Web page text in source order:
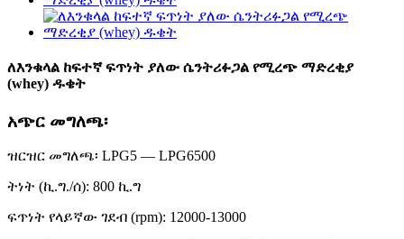
ለእንቁላል ከፍተኛ ፍጥነት ያለው ሴንትሪፉጋል የሚረጭ ማድረቂያ
(whey) ዱቄት
አጭር መግለጫ፡
ዝርዝር መግለጫ፡ LPG5 — LPG6500
ትነት (ኪ.ግ./ሰ): 800 ኪ.ግ
ፍጥነት የላይኛው ገደብ (rpm): 12000-13000